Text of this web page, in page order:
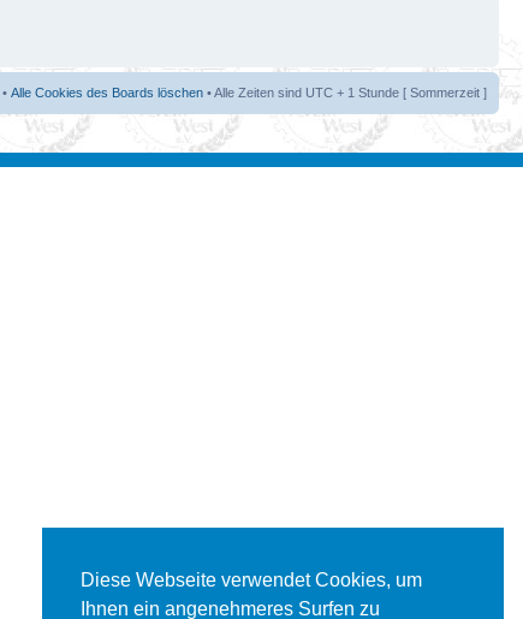
Diese Webseite verwendet Cookies, um
Ihnen ein angenehmeres Surfen zu
• Alle Cookies des Boards löschen • Alle Zeiten sind UTC + 1 Stunde [ Sommerzeit ]